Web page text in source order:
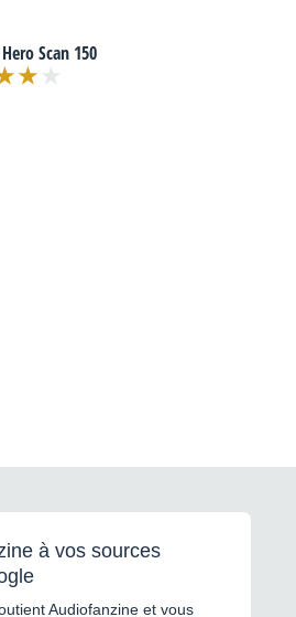
Scan 150
à vos sources
Audiofanzine et vous